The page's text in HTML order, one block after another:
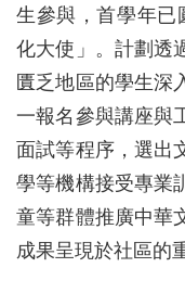
生參與，首學年已
化大使」。計劃透
匱乏地區的學生深
一報名參與講座與
面試等程序，選出
學等機構接受專業
童等群體推廣中華
成果呈現於社區的